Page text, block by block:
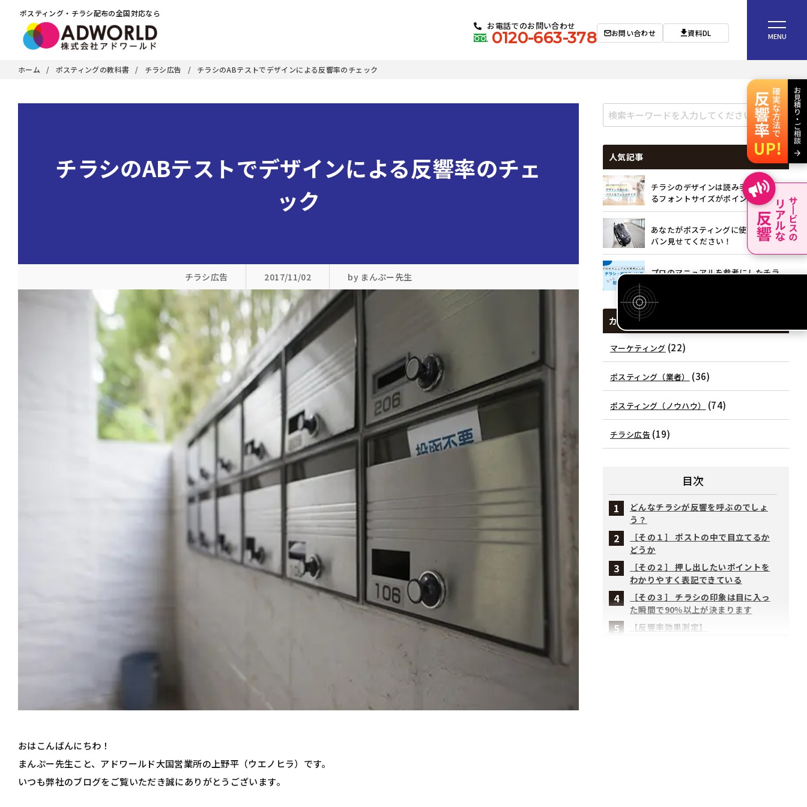
ポスティング・チラシ配布の全国対応なら
お電話でのお問い合わせ
0120-663-378 お問い合わせ 資料DL MENU
ホーム ポスティングの教科書 チラシ広告 チラシのABテストでデザインによる反響率のチェック
チラシのABテストでデザインによる反響率のチェ
ック
チラシ広告 2017/11/02 by まんぷー先生
おはこんばんにちわ！
まんぷー先生こと、アドワールド大国営業所の上野平（ウエノヒラ）です。
いつも弊社のブログをご覧いただき誠にありがとうございます。
人気記事
チラシのデザインは読み手目線で考え
るフォントサイズがポイント
あなたがポスティングに使っているカ
バン見せてください！
プロのマニュアルを参考にしたチラ
カテゴリー
マーケティング (22)
ポスティング（業者） (36)
ポスティング（ノウハウ） (74)
チラシ広告 (19)
目次
どんなチラシが反響を呼ぶのでしょ
う？
［その１］ ポストの中で目立てるか
どうか
［その２］ 押し出したいポイントを
わかりやすく表記できている
［その３］ チラシの印象は目に入っ
た瞬間で90％以上が決まります
【反響率効果測定】